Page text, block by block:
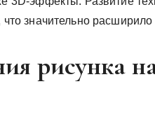
значительно
рисунка